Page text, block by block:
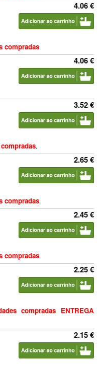
4.06 €
compradas.
4.06 €
3.52 €
.
2.65 €
compradas.
2.45 €
compradas.
2.25 €
compradas ENTREGA
2.15 €